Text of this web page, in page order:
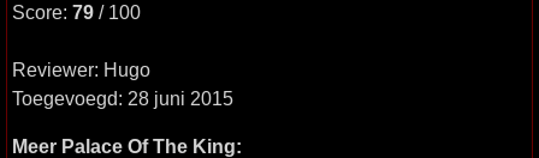
Score: 79 / 100
Reviewer: Hugo
Toegevoegd: 28 juni 2015
Meer Palace Of The King: